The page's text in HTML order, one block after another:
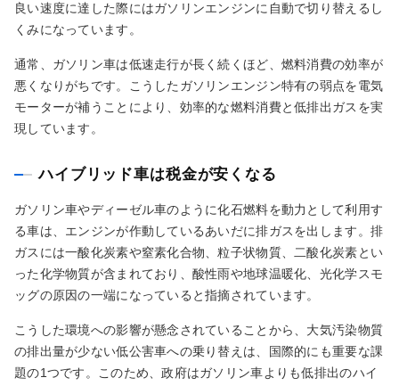
良い速度に達した際にはガソリンエンジンに自動で切り替えるし
くみになっています。
通常、ガソリン車は低速走行が長く続くほど、燃料消費の効率が
悪くなりがちです。こうしたガソリンエンジン特有の弱点を電気
モーターが補うことにより、効率的な燃料消費と低排出ガスを実
現しています。
ハイブリッド車は税金が安くなる
ガソリン車やディーゼル車のように化石燃料を動力として利用す
る車は、エンジンが作動しているあいだに排ガスを出します。排
ガスには一酸化炭素や窒素化合物、粒子状物質、二酸化炭素とい
った化学物質が含まれており、酸性雨や地球温暖化、光化学スモ
ッグの原因の一端になっていると指摘されています。
こうした環境への影響が懸念されていることから、大気汚染物質
の排出量が少ない低公害車への乗り替えは、国際的にも重要な課
題の1つです。このため、政府はガソリン車よりも低排出のハイ